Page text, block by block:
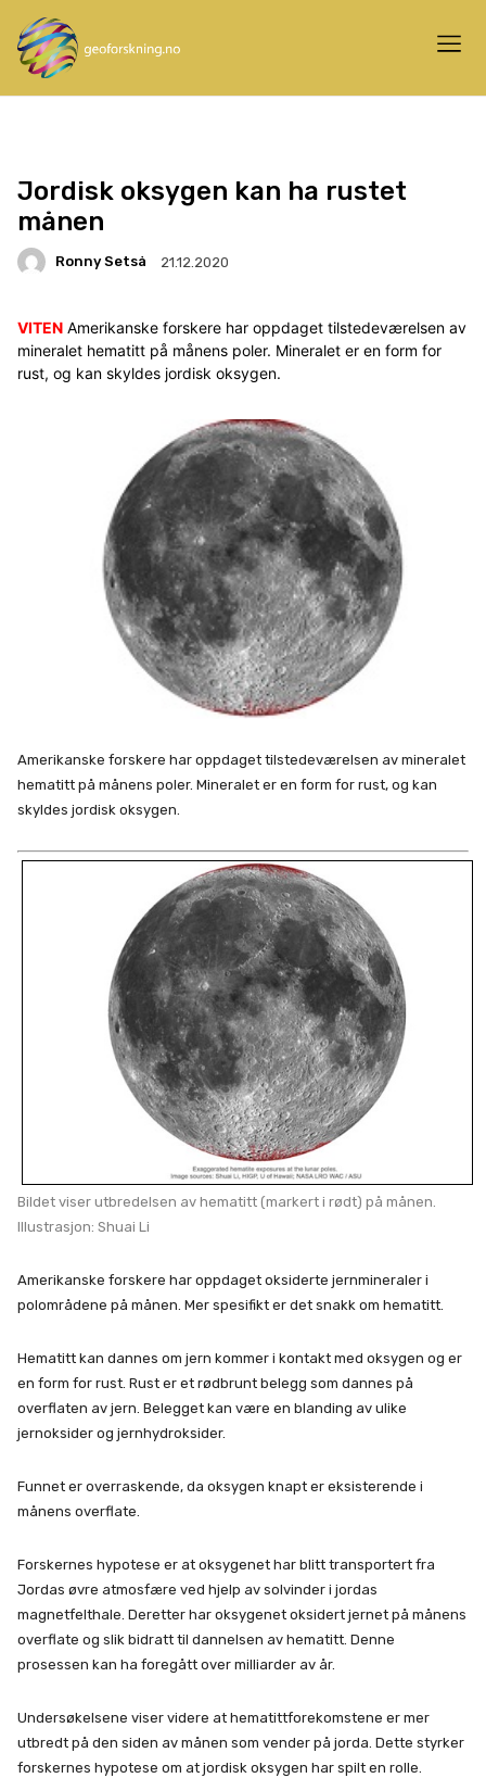
Jordisk oksygen kan ha rustet
månen
Ronny Setså 21.12.2020
VITEN Amerikanske forskere har oppdaget tilstedeværelsen av
mineralet hematitt på månens poler. Mineralet er en form for
rust, og kan skyldes jordisk oksygen.
Amerikanske forskere har oppdaget tilstedeværelsen av mineralet
hematitt på månens poler. Mineralet er en form for rust, og kan
skyldes jordisk oksygen.
Bildet viser utbredelsen av hematitt (markert i rødt) på månen.
Illustrasjon: Shuai Li
Amerikanske forskere har oppdaget oksiderte jernmineraler i
polområdene på månen. Mer spesifikt er det snakk om hematitt.
Hematitt kan dannes om jern kommer i kontakt med oksygen og er
en form for rust. Rust er et rødbrunt belegg som dannes på
overflaten av jern. Belegget kan være en blanding av ulike
jernoksider og jernhydroksider.
Funnet er overraskende, da oksygen knapt er eksisterende i
månens overflate.
Forskernes hypotese er at oksygenet har blitt transportert fra
Jordas øvre atmosfære ved hjelp av solvinder i jordas
magnetfelthale. Deretter har oksygenet oksidert jernet på månens
overflate og slik bidratt til dannelsen av hematitt. Denne
prosessen kan ha foregått over milliarder av år.
Undersøkelsene viser videre at hematittforekomstene er mer
utbredt på den siden av månen som vender på jorda. Dette styrker
forskernes hypotese om at jordisk oksygen har spilt en rolle.